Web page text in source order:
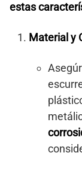
estas
Material y